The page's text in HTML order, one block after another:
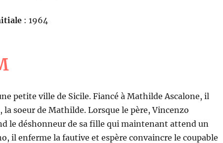
: 1964
petite ville de Sicile. Fiancé à Mathilde Ascalone, il
la soeur de Mathilde. Lorsque le père, Vincenzo
le déshonneur de sa fille qui maintenant attend un
il enferme la fautive et espère convaincre le coupable